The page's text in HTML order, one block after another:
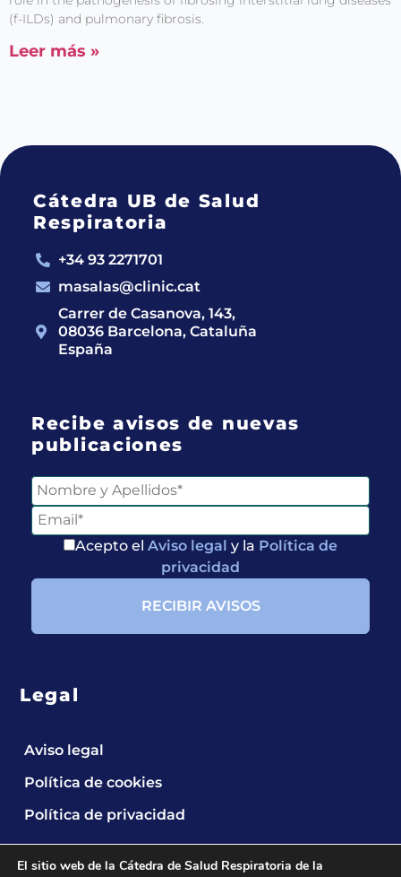
(f-ILDs) and pulmonary fibrosis.
Leer más »
Cátedra UB de Salud
Respiratoria
+34 93 2271701
masalas@clinic.cat
Carrer de Casanova, 143,
08036 Barcelona, Cataluña
España
Recibe avisos de nuevas
publicaciones
Acepto el Aviso legal y la Política de
privacidad
Legal
Aviso legal
Política de cookies
Política de privacidad
El sitio web de la Cátedra de Salud Respiratoria de la